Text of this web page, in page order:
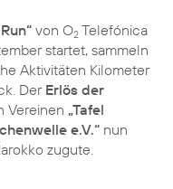
von O2 Telefónica
startet, sammeln
Aktivitäten Kilometer
Der Erlös der
Vereinen „Tafel
e.V.“ nun
zugute.